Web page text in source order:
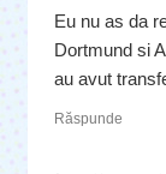
Eu nu as da
Dortmund si
au avut
Răspunde